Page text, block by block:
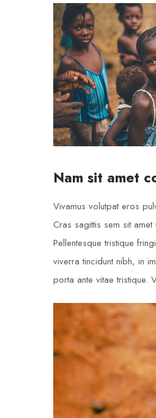
Nam sit amet
Vivamus volutpat eros
Cras sagittis sem sit
Pellentesque tristique
viverra tincidunt nibh, in
porta ante vitae tristique.